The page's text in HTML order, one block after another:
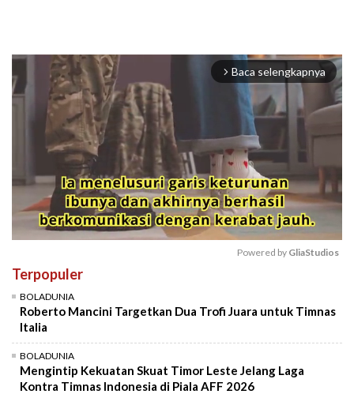
arrow_forward_ios Baca selengkapnya
Powered by GliaStudios
Terpopuler
BOLADUNIA
Roberto Mancini Targetkan Dua Trofi Juara untuk Timnas
Italia
BOLADUNIA
Mengintip Kekuatan Skuat Timor Leste Jelang Laga
Kontra Timnas Indonesia di Piala AFF 2026